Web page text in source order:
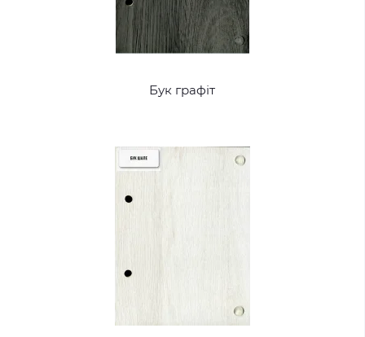
Бук графіт